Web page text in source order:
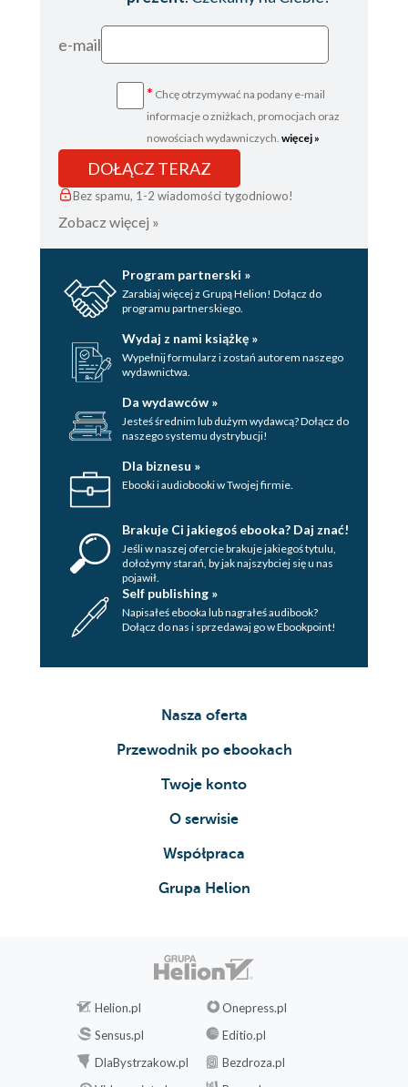
e-mail
* Chcę otrzymywać na podany e-mail
informacje o zniżkach, promocjach oraz
nowościach wydawniczych. więcej »
DOŁĄCZ TERAZ
Bez spamu, 1-2 wiadomości tygodniowo!
Zobacz więcej »
Program partnerski »
Zarabiaj więcej z Grupą Helion! Dołącz do
programu partnerskiego.
Wydaj z nami książkę »
Wypełnij formularz i zostań autorem naszego
wydawnictwa.
Da wydawców »
Jesteś średnim lub dużym wydawcą? Dołącz do
naszego systemu dystrybucji!
Dla biznesu »
Ebooki i audiobooki w Twojej firmie.
Brakuje Ci jakiegoś ebooka? Daj znać!
Jeśli w naszej ofercie brakuje jakiegoś tytulu,
dołożymy starań, by jak najszybciej się u nas
pojawił.
Self publishing »
Napisałeś ebooka lub nagrałeś audibook?
Dołącz do nas i sprzedawaj go w Ebookpoint!
Nasza oferta
Przewodnik po ebookach
Twoje konto
O serwisie
Współpraca
Grupa Helion
Helion.pl
Onepress.pl
Sensus.pl
Editio.pl
DlaBystrzakow.pl
Bezdroza.pl